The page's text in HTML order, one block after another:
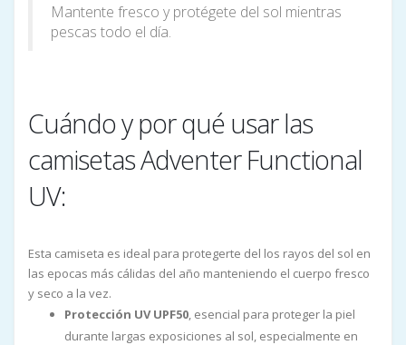
Mantente fresco y protégete del sol mientras
pescas todo el día.
Cuándo y por qué usar las
camisetas Adventer Functional
UV:
Esta camiseta es ideal para protegerte del los rayos del sol en
las epocas más cálidas del año manteniendo el cuerpo fresco
y seco a la vez.
Protección UV UPF50, esencial para proteger la piel
durante largas exposiciones al sol, especialmente en